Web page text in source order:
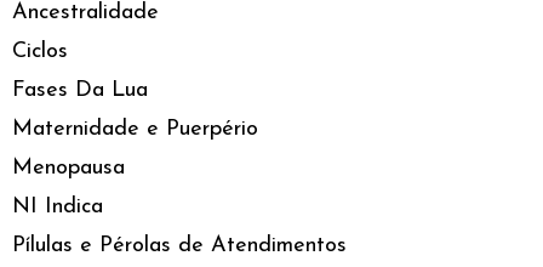
Ancestralidade
Ciclos
Fases Da Lua
Maternidade e Puerpério
Menopausa
NI Indica
Pílulas e Pérolas de Atendimentos